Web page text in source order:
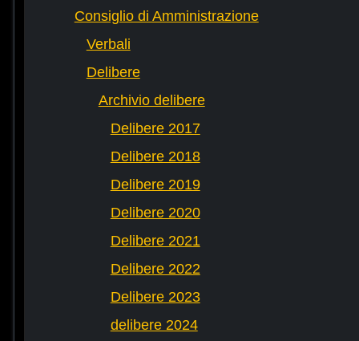
Consiglio di Amministrazione
Verbali
Delibere
Archivio delibere
Delibere 2017
Delibere 2018
Delibere 2019
Delibere 2020
Delibere 2021
Delibere 2022
Delibere 2023
delibere 2024